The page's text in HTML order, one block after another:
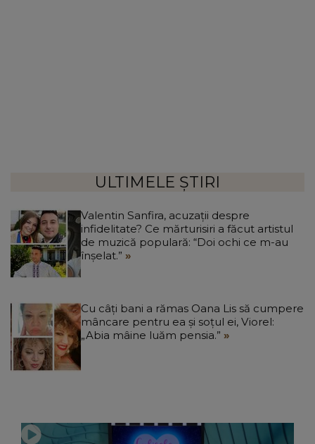
ULTIMELE ȘTIRI
Valentin Sanfira, acuzații despre
infidelitate? Ce mărturisiri a făcut artistul
de muzică populară: “Doi ochi ce m-au
înșelat.”
Cu câți bani a rămas Oana Lis să cumpere
mâncare pentru ea și soțul ei, Viorel:
„Abia mâine luăm pensia.”